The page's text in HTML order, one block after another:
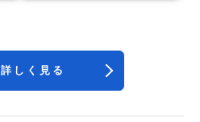
詳しく見る